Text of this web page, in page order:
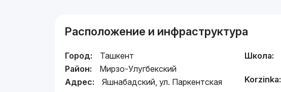
Расположение и инфраструктура
Город:
Ташкент
Район:
Мирзо-Улугбекский
Адрес:
Яшнабадский, ул. Паркентская
Школа:
Korzinka: